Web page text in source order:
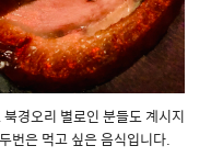
경오리 별로인 분들도 계시지
번은 먹고 싶은 음식입니다.